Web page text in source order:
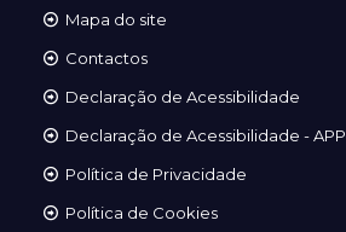
Mapa do site
Contactos
Declaração de Acessibilidade
Declaração de Acessibilidade - APP
Política de Privacidade
Política de Cookies